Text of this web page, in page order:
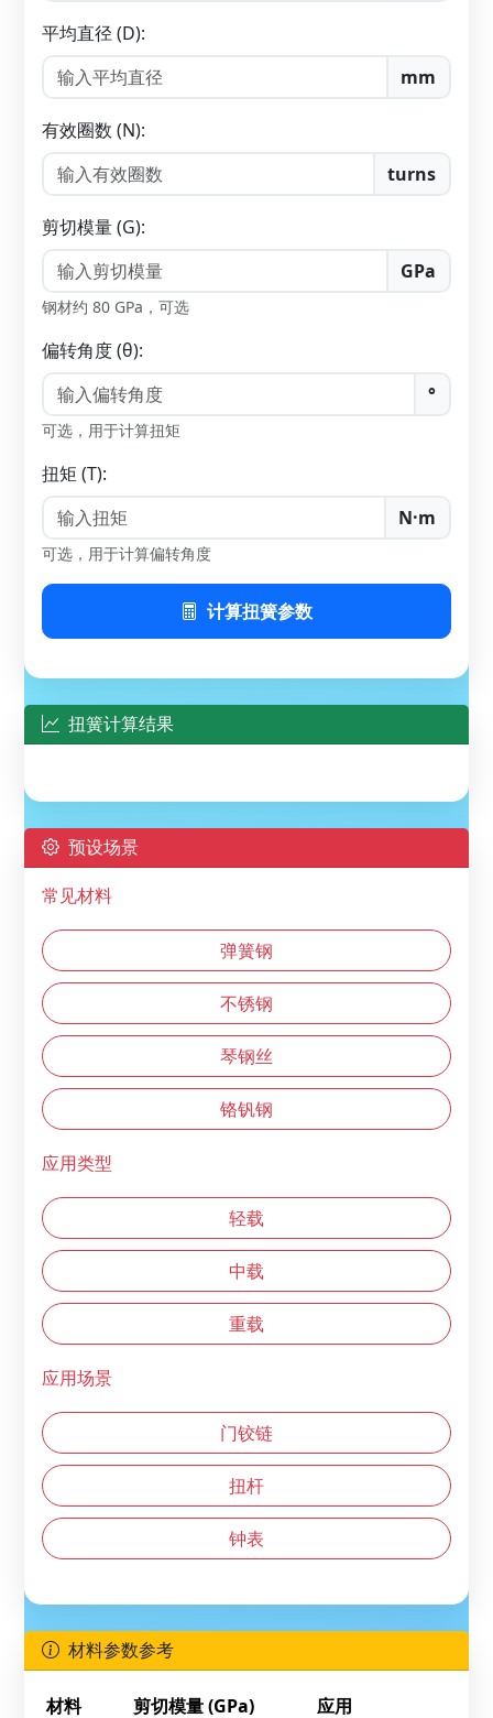
平均直径 (D):
mm
有效圈数 (N):
turns
剪切模量 (G):
GPa
钢材约 80 GPa，可选
偏转角度 (θ):
°
可选，用于计算扭矩
扭矩 (T):
N·m
可选，用于计算偏转角度
计算扭簧参数
扭簧计算结果
预设场景
常见材料
弹簧钢
不锈钢
琴钢丝
铬钒钢
应用类型
轻载
中载
重载
应用场景
门铰链
扭杆
钟表
材料参数参考
材料 剪切模量 (GPa) 应用